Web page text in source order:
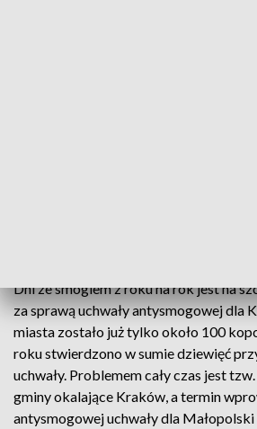
Dni ze smogiem z roku na rok jest na
za sprawą uchwały antysmogowej dla
miasta zostało już tylko około 100
roku stwierdzono w sumie dziewięć
uchwały. Problemem cały czas jest
gminy okalające Kraków, a termin
antysmogowej uchwały dla